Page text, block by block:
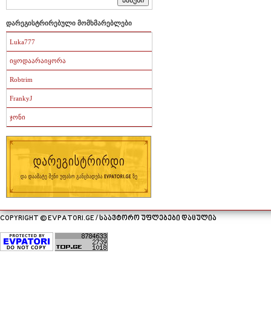
დარეგისტრირებული მომხმარებლები
Luka777
იყოდაარაიყორა
Robtrim
FrankyJ
ჯონი
COPYRIGHT © EVPATORI.GE / საავტორო უფლებები დაცულია